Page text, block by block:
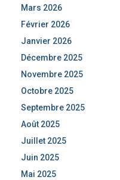
Mars 2026
Février 2026
Janvier 2026
Décembre 2025
Novembre 2025
Octobre 2025
Septembre 2025
Août 2025
Juillet 2025
Juin 2025
Mai 2025